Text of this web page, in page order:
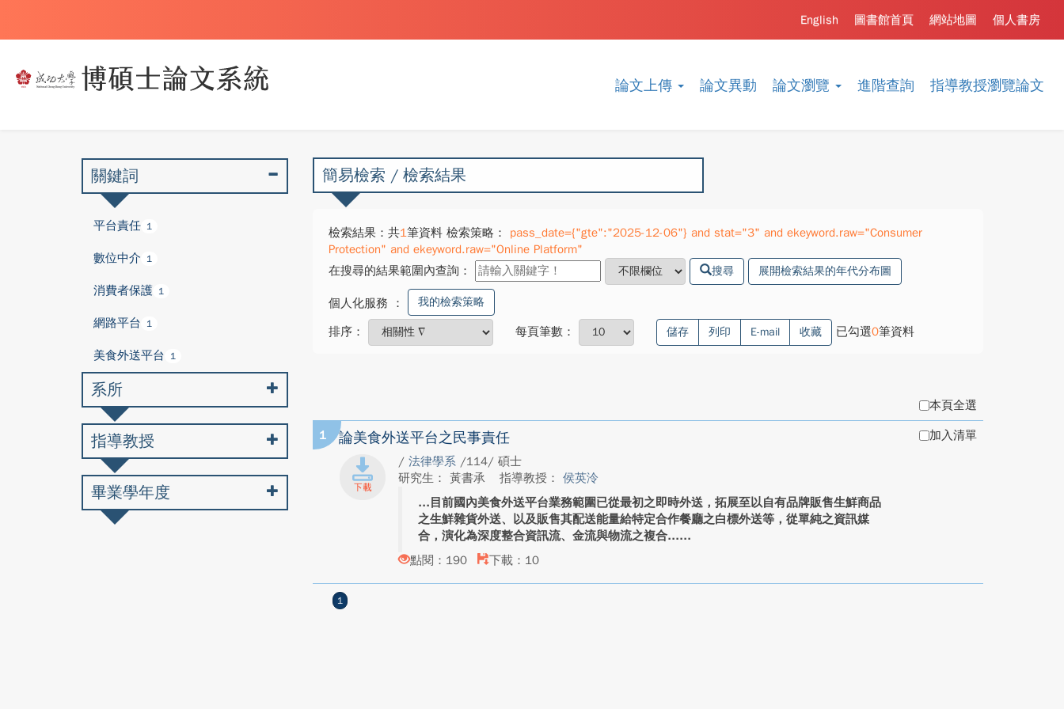
論文上傳 論文異動 論文瀏覽 進階查詢 指導教授瀏覽論文
個人書房
網站地圖
圖書館首頁
English
簡易檢索 / 檢索結果
檢索結果：共1筆資料 檢索策略：
pass_date={"gte":"2025-12-06"} and stat="3" and ekeyword.raw="Consumer
Protection" and ekeyword.raw="Online Platform"
在搜尋的結果範圍內查詢：
搜尋 展開檢索結果的年代分布圖
個人化服務 ： 我的檢索策略
排序： 每頁筆數： 儲存 列印 E-mail 收藏 已勾選0筆資料
本頁全選
1 論美食外送平台之民事責任
/ 法律學系 /114/ 碩士
研究生： 黃書承
指導教授： 侯英泠
目前國內美食外送平台業務範圍已從最初之即時外送，拓展至以自有品牌販售生鮮商品
之生鮮雜貨外送、以及販售其配送能量給特定合作餐廳之白標外送等，從單純之資訊媒
合，演化為深度整合資訊流、金流與物流之複合...
點閱：190
下載：10
加入清單
1
關鍵詞
平台責任 1
數位中介 1
消費者保護 1
網路平台 1
美食外送平台 1
系所
指導教授
畢業學年度